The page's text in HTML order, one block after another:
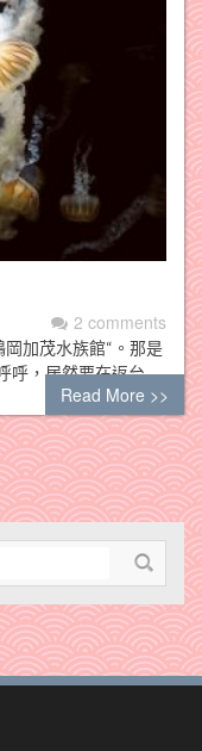
2 comments
加茂水族館“。那是
呼，居然要在返台…
Read More >>